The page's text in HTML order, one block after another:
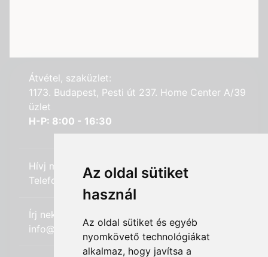
Az oldal sütiket
használ
Az oldal sütiket és egyéb
nyomkövető technológiákat
alkalmaz, hogy javítsa a
Átvétel, szaküzlet:
1173. Budapest, Pesti út 237. Home Center A/39
üzlet
H-P: 8:00 - 16:30
Hívj minket:
Telefon: +36 (20) 989-7969
Írj nekünk:
info@hifi-station.hu